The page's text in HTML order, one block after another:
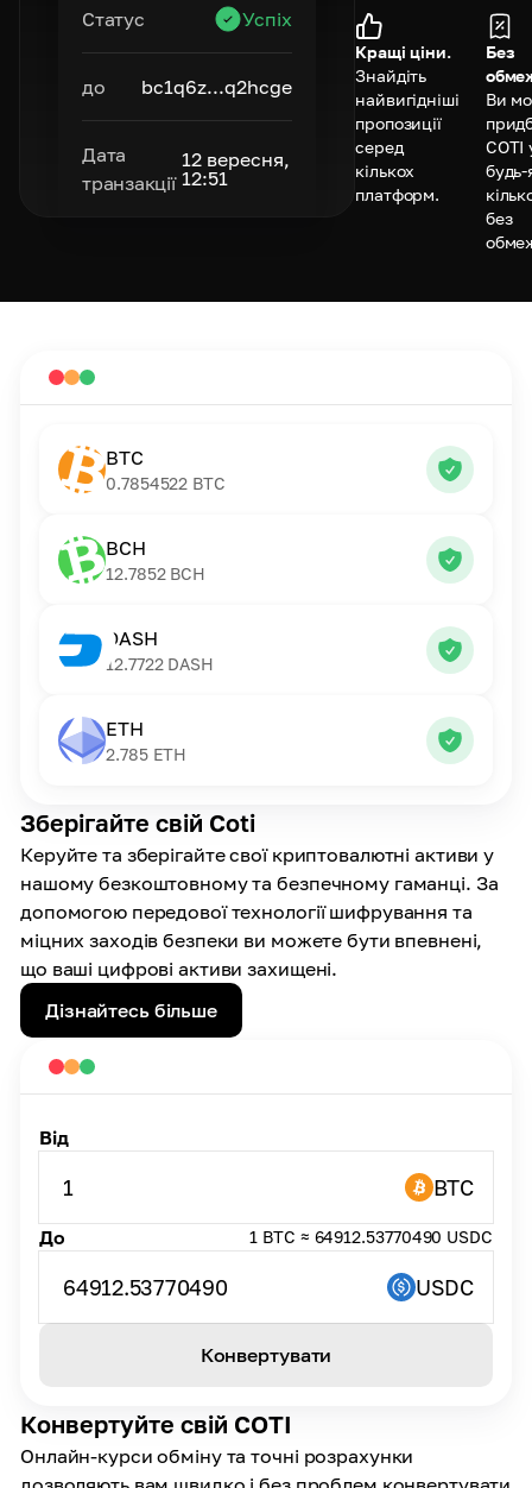
Статус Успіх
до bc1q6z...q2hcge
Дата
транзакції
12 вересня,
12:51
Кращі ціни.
Знайдіть
найвигідніші
пропозиції
серед
кількох
платформ.
Без
Ви
COTI
будь-
без
Зберігайте свій Coti
Керуйте та зберігайте свої криптовалютні активи у
нашому безкоштовному та безпечному гаманці. За
допомогою передової технології шифрування та
міцних заходів безпеки ви можете бути впевнені,
що ваші цифрові активи захищені.
Дізнайтесь більше
BTC
0.7854522 BTC
BCH
12.7852 BCH
DASH
12.7722 DASH
ETH
2.785 ETH
Конвертуйте свій COTI
Онлайн-курси обміну та точні розрахунки
Від
1 BTC
До 1 BTC ≈ 64912.53770490 USDC
64912.53770490 USDC
Конвертувати